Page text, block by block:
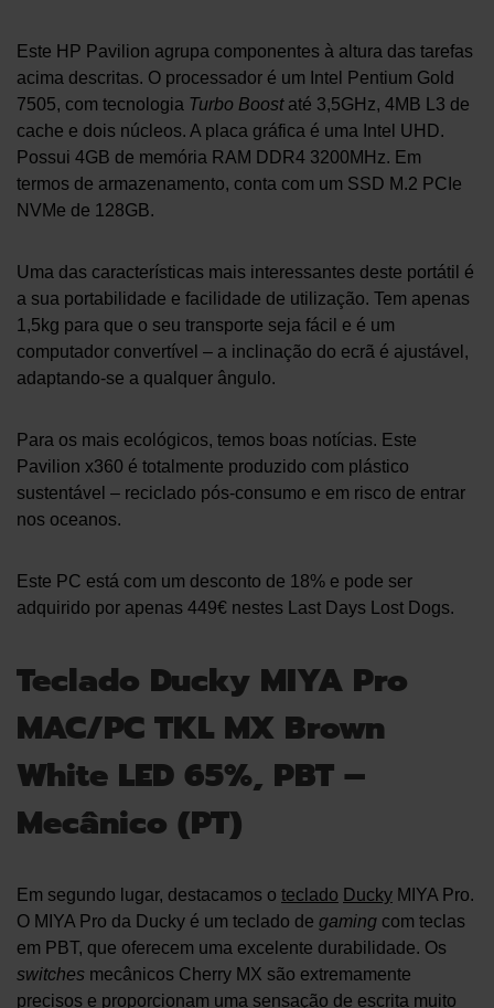
Este HP Pavilion agrupa componentes à altura das tarefas
acima descritas. O processador é um Intel Pentium Gold
7505, com tecnologia Turbo Boostaté 3,5GHz, 4MB L3 de
cache e dois núcleos. A placa gráfica é uma Intel UHD.
Possui 4GB de memória RAM DDR4 3200MHz. Em
termos de armazenamento, conta com um SSD M.2 PCIe
NVMe de 128GB.
Uma das características mais interessantes deste portátil é
a sua portabilidade e facilidade de utilização. Tem apenas
1,5kg para que o seu transporte seja fácil e é um
computador convertível – a inclinação do ecrã é ajustável,
adaptando-se a qualquer ângulo.
Para os mais ecológicos, temos boas notícias. Este
Pavilion x360 é totalmente produzido com plástico
sustentável – reciclado pós-consumo e em risco de entrar
nos oceanos.
Este PC está com um desconto de 18% e pode ser
adquirido por apenas 449€ nestes Last Days Lost Dogs.
Teclado Ducky MIYA Pro
MAC/PC TKL MX Brown
White LED 65%, PBT –
Mecânico (PT)
Em segundo lugar, destacamos o teclado Ducky MIYA Pro.
O MIYA Pro da Ducky é um teclado de gaming com teclas
em PBT, que oferecem uma excelente durabilidade. Os
switches mecânicos Cherry MX são extremamente
precisos e proporcionam uma sensação de escrita muito